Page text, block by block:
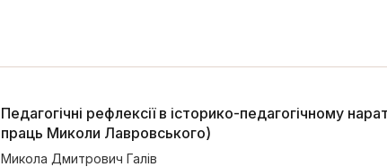
Педагогічні рефлексії в історико-педагогічному
праць Миколи Лавровського)
Микола Дмитрович Галів